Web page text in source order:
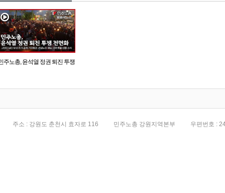
주노총, 윤석열 정권 퇴진 투쟁
주소 : 강원도 춘천시 효자로 116 민주노총 강원지역본부 우편번호 :